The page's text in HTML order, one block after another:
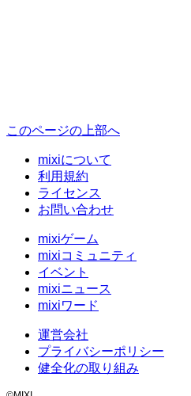
このページの上部へ
mixiについて
利用規約
ライセンス
お問い合わせ
mixiゲーム
mixiコミュニティ
イベント
mixiニュース
mixiワード
運営会社
プライバシーポリシー
健全化の取り組み